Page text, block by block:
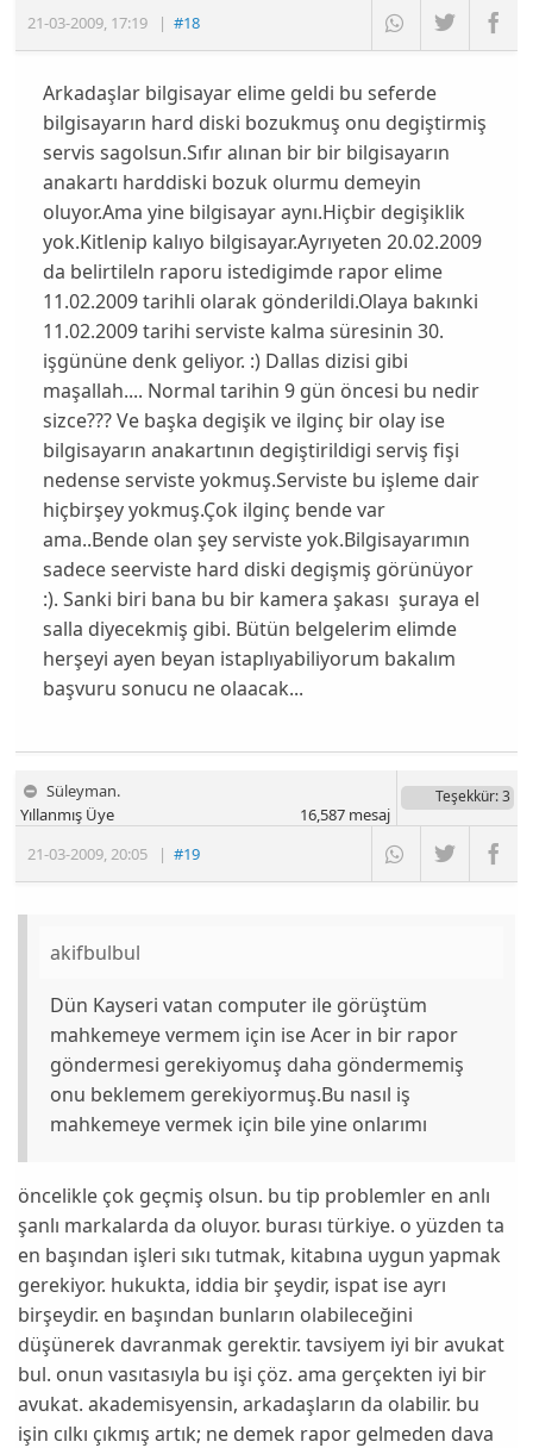
21-03-2009, 17:19 |#18
Arkadaşlar bilgisayar elime geldi bu seferde
bilgisayarın hard diski bozukmuş onu degiştirmiş
servis sagolsun.Sıfır alınan bir bir bilgisayarın
anakartı harddiski bozuk olurmu demeyin
oluyor.Ama yine bilgisayar aynı.Hiçbir degişiklik
yok.Kitlenip kalıyo bilgisayar.Ayrıyeten 20.02.2009
da belirtileln raporu istedigimde rapor elime
11.02.2009 tarihli olarak gönderildi.Olaya bakınki
11.02.2009 tarihi serviste kalma süresinin 30.
işgününe denk geliyor. :) Dallas dizisi gibi
maşallah.... Normal tarihin 9 gün öncesi bu nedir
sizce??? Ve başka degişik ve ilginç bir olay ise
bilgisayarın anakartının degiştirildigi serviş fişi
nedense serviste yokmuş.Serviste bu işleme dair
hiçbirşey yokmuş.Çok ilginç bende var
ama..Bende olan şey serviste yok.Bilgisayarımın
sadece seerviste hard diski degişmiş görünüyor
:). Sanki biri bana bu bir kamera şakası şuraya el
salla diyecekmiş gibi. Bütün belgelerim elimde
herşeyi ayen beyan istaplıyabiliyorum bakalım
başvuru sonucu ne olaacak...
Süleyman.
21-03-2009,20:05 |#19
Yıllanmış Üye
Teşekkür: 3
16,587mesaj
akifbulbul
Dün Kayseri vatan computer ile görüştüm
mahkemeye vermem için ise Acer in bir rapor
göndermesi gerekiyomuş daha göndermemiş
onu beklemem gerekiyormuş.Bu nasıl iş
mahkemeye vermek için bile yine onlarımı
öncelikle çok geçmiş olsun. bu tip problemler en anlı
şanlı markalarda da oluyor. burası türkiye. o yüzden ta
en başından işleri sıkı tutmak, kitabına uygun yapmak
gerekiyor. hukukta, iddia bir şeydir, ispat ise ayrı
birşeydir. en başından bunların olabileceğini
düşünerek davranmak gerektir. tavsiyem iyi bir avukat
bul. onun vasıtasıyla bu işi çöz. ama gerçekten iyi bir
avukat. akademisyensin, arkadaşların da olabilir. bu
işin cılkı çıkmış artık; ne demek rapor gelmeden dava